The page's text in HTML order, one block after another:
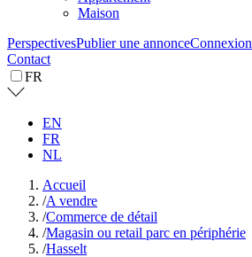
Maison
PerspectivesPublier une annonceConnexion
Contact
FR
EN
FR
NL
Accueil
/A vendre
/Commerce de détail
/Magasin ou retail parc en périphérie
/Hasselt